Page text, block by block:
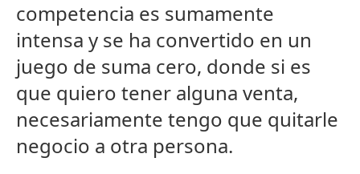
competencia es sumamente
intensa y se ha convertido en un
juego de suma cero, donde si es
que quiero tener alguna venta,
necesariamente tengo que quitarle
negocio a otra persona.